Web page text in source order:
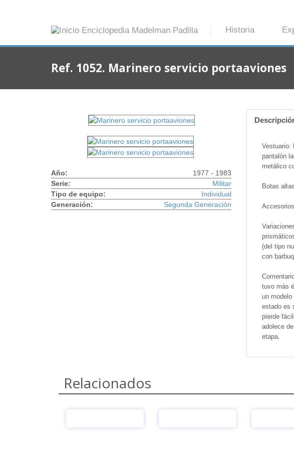
Historia
Ref. 1052. Marinero servicio portaaviones
Año:
1977 - 1983
Serie:
Militar
Tipo de equipo:
Individual
Generación:
Segunda Generación
Vestuario:
pantalón
metálico
Botas
(del tipo
con
tuvo más
un
estado es
pierde
adolece
etapa.
Relacionados